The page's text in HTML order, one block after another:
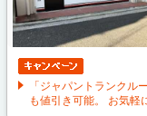
「ジャパントランクル
も値引き可能。 お気軽